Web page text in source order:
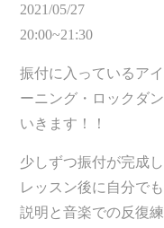
2021/05/27
20:00~21:30
振付に入っているア
ーニング・ロックダ
いきます！！
少しずつ振付が完成
レッスン後に自分で
説明と音楽での反復